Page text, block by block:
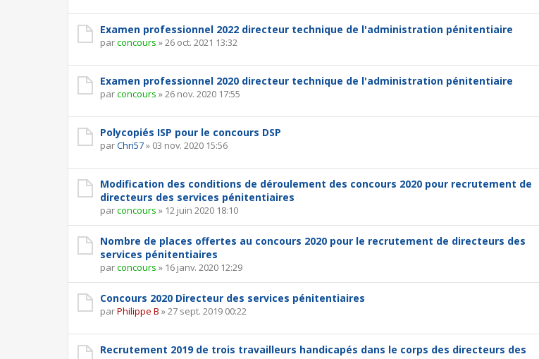
Examen professionnel 2022 directeur technique de l'administration pénitentiaire
parconcours »26 oct. 2021 13:32
Examen professionnel 2020 directeur technique de l'administration pénitentiaire
parconcours »26 nov. 2020 17:55
Polycopiés ISP pour le concours DSP
parChri57» 03 nov. 2020 15:56
Modification des conditions de déroulement des concours 2020 pour recrutement de
directeurs des services pénitentiaires
parconcours » 12 juin 2020 18:10
Nombre de places offertes au concours 2020 pour le recrutement de directeurs des
services pénitentiaires
parconcours » 16 janv. 2020 12:29
Concours 2020 Directeur des services pénitentiaires
parPhilippe B »27 sept. 2019 00:22
Recrutement 2019 de trois travailleurs handicapés dans le corps des directeurs des